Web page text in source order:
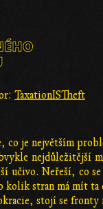
TaxationISTheft
co je největším
nejdůležitější
učivo. Neřeší, co
kolik stran má mít ta
stojí se fronty